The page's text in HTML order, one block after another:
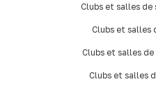
Clubs et salles de
Clubs et salles
Clubs et salles
Clubs et salles